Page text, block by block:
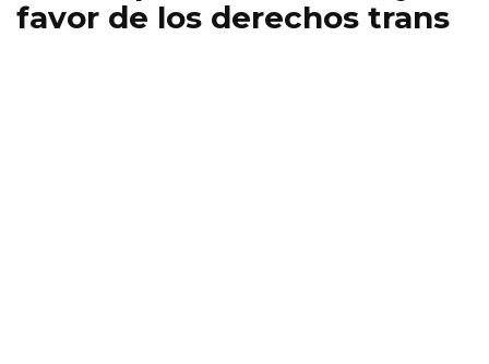
favor de los derechos trans